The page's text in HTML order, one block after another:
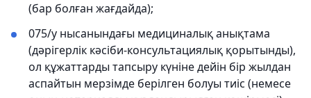
(бар болған жағдайда);
075/у нысанындағы медициналық анықтама
(дәрігерлік кәсіби-консультациялық қорытынды),
ол құжаттарды тапсыру күніне дейін бір жылдан
аспайтын мерзімде берілген болуы тиіс (немесе